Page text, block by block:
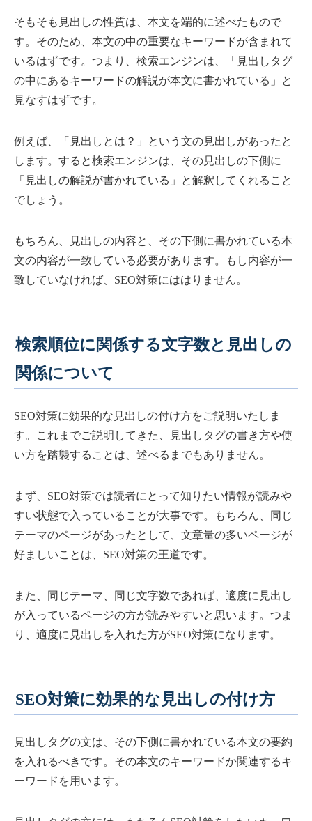
そもそも見出しの性質は、本文を端的に述べたもので
す。そのため、本文の中の重要なキーワードが含まれて
いるはずです。つまり、検索エンジンは、「見出しタグ
の中にあるキーワードの解説が本文に書かれている」と
見なすはずです。
例えば、「見出しとは？」という文の見出しがあったと
します。すると検索エンジンは、その見出しの下側に
「見出しの解説が書かれている」と解釈してくれること
でしょう。
もちろん、見出しの内容と、その下側に書かれている本
文の内容が一致している必要があります。もし内容が一
致していなければ、SEO対策にははりません。
検索順位に関係する文字数と見出しの
関係について
SEO対策に効果的な見出しの付け方をご説明いたしま
す。これまでご説明してきた、見出しタグの書き方や使
い方を踏襲することは、述べるまでもありません。
まず、SEO対策では読者にとって知りたい情報が読みや
すい状態で入っていることが大事です。もちろん、同じ
テーマのページがあったとして、文章量の多いページが
好ましいことは、SEO対策の王道です。
また、同じテーマ、同じ文字数であれば、適度に見出し
が入っているページの方が読みやすいと思います。つま
り、適度に見出しを入れた方がSEO対策になります。
SEO対策に効果的な見出しの付け方
見出しタグの文は、その下側に書かれている本文の要約
を入れるべきです。その本文のキーワードか関連するキ
ーワードを用います。